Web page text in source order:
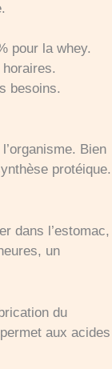
pour la whey.
besoins.
Bien
protéique.
dans l’estomac,
un
du
aux acides